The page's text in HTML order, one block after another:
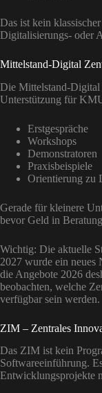
Das ist kein
Digitalisierungs- oder
Mittelstand-Digital
Die Mittelstand-Digital
Unterstützung für
Erstgespräche
Workshops
Demonstratoren
Praxisbeispiele
Orientierung zu
Gerade für kleinere
bevor Geld in
Wichtig: Die aktuelle
2027 wurde ein neues
die Angebote 2026
beobachten, welche
verfügbar sein werden.
ZIM – Zentrales
Das ZIM ist kein
Softwareeinführung.
Entwicklungsprojekte